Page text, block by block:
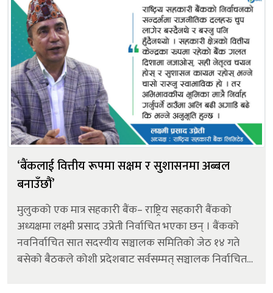
‘बैंकलाई वित्तीय रूपमा सक्षम र सुशासनमा अब्बल
बनाउँछौं’
मुलुकको एक मात्र सहकारी बैंक– राष्ट्रिय सहकारी बैंकको
अध्यक्षमा लक्ष्मी प्रसाद उप्रेती निर्वाचित भएका छन् । बैंकको
नवनिर्वाचित सात सदस्यीय सञ्चालक समितिको जेठ १४ गते
बसेको बैठकले कोशी प्रदेशबाट सर्वसम्मत् सञ्चालक निर्वाचित